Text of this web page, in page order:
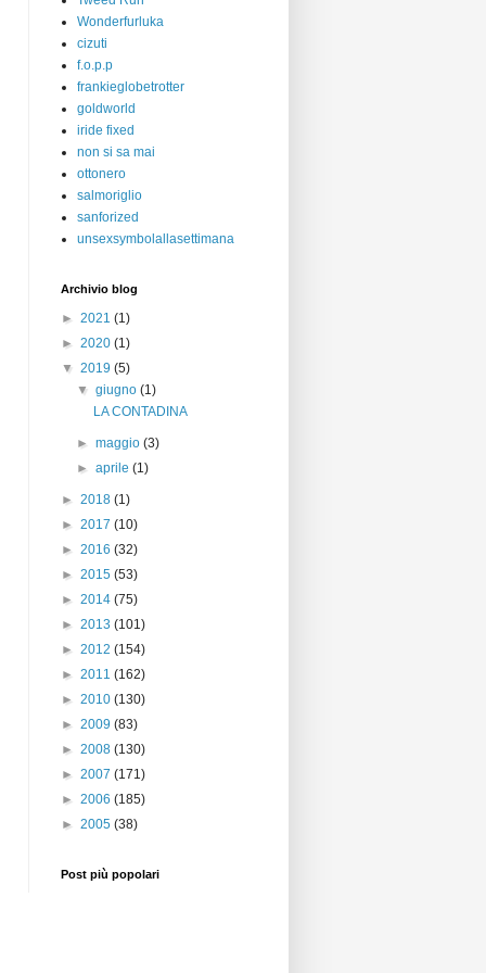
Wonderfurluka
cizuti
f.o.p.p
frankieglobetrotter
goldworld
iride fixed
non si sa mai
ottonero
salmoriglio
sanforized
unsexsymbolallasettimana
Archivio blog
► 2021 (1)
► 2020 (1)
▼ 2019 (5)
▼giugno(1)
LA CONTADINA
►maggio(3)
►aprile(1)
► 2018 (1)
► 2017 (10)
► 2016 (32)
► 2015 (53)
► 2014 (75)
► 2013 (101)
► 2012 (154)
► 2011 (162)
► 2010 (130)
► 2009 (83)
► 2008 (130)
► 2007 (171)
► 2006 (185)
► 2005 (38)
Post più popolari